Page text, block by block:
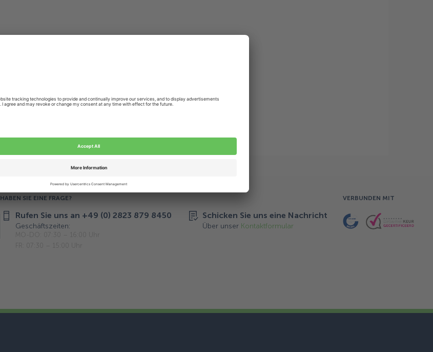
HABEN SIE EINE FRAGE?
Rufen Sie uns an +49 (0) 2823 879 8450
Geschäftszeiten:
Schicken Sie uns eine Nachricht
Über unser Kontaktformular
VERBUNDEN MIT